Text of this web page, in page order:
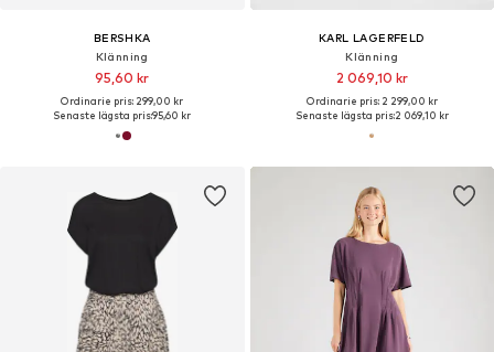
BERSHKA
Klänning
95,60 kr
Ordinarie pris: 299,00 kr
Senaste lägsta pris:95,60 kr
KARL LAGERFELD
Klänning
2 069,10 kr
Ordinarie pris: 2 299,00 kr
Senaste lägsta pris:2 069,10 kr